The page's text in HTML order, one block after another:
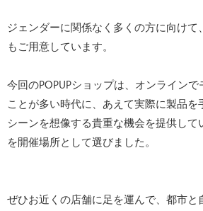
ジェンダーに関係なく多くの方に向けて
もご用意しています。
今回のPOPUPショップは、オンライン
ことが多い時代に、あえて実際に製品を
シーンを想像する貴重な機会を提供して
を開催場所として選びました。
ぜひお近くの店舗に足を運んで、都市と